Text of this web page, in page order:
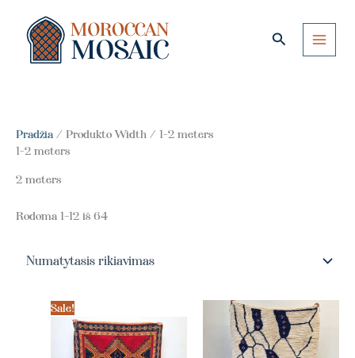
turinio
Paieška
Pradžia / Produkto Width / 1-2 meters
1-2 meters
2 meters
Rodoma 1–12 iš 64
Sale!